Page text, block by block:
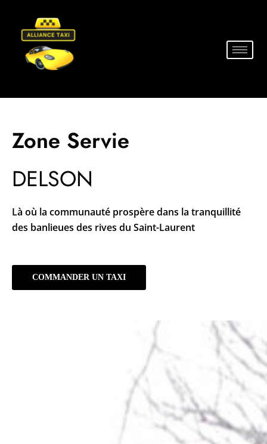
Zone Servie
DELSON
Là où la communauté prospère dans la tranquillité
des banlieues des rives du Saint-Laurent
COMMANDER UN TAXI